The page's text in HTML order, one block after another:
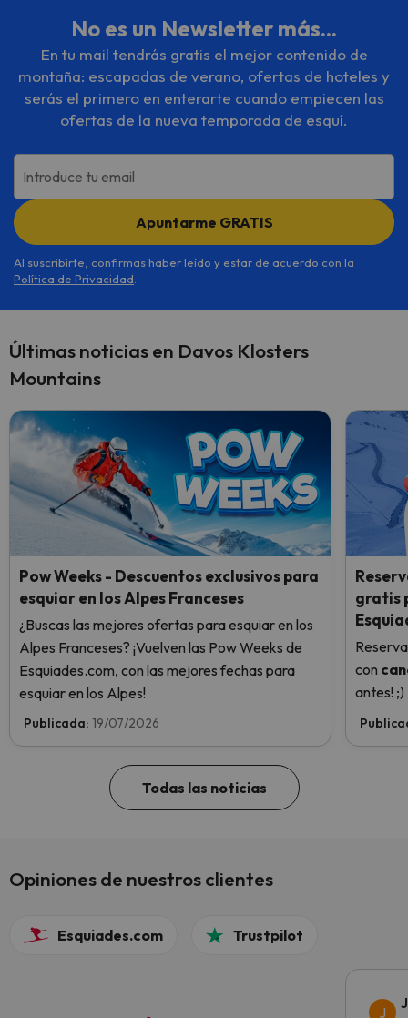
No es un Newsletter más...
En tu mail tendrás gratis el mejor contenido de
montaña: escapadas de verano, ofertas de hoteles y
serás el primero en enterarte cuando empiecen las
ofertas de la nueva temporada de esquí.
Introduce tu email
Apuntarme GRATIS
Al suscribirte, confirmas haber leído y estar de acuerdo con la
Política de Privacidad
Últimas noticias en Davos Klosters
Mountains
Pow Weeks - Descuentos exclusivos para
esquiar en los Alpes Franceses
¿Buscas las mejores ofertas para esquiar en los
Alpes Franceses? ¡Vuelven las Pow Weeks de
Esquiades.com, con las mejores fechas para
esquiar en los Alpes!
Publicada: 19/07/2026
gratis
con
antes! ;)
Todas las noticias
Opiniones de nuestros clientes
Esquiades.com Trustpilot
J